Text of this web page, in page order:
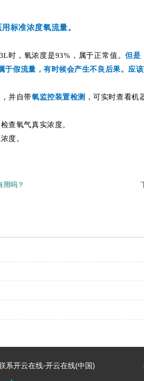
标准浓度氧流量。
时，氧浓度是93%，属于正常值。但是
假流量，有时候会产生不良后果。应该
并自带氧监控装置检测 ，可实时查看机
查氧气真实浓度。
度。
用吗？
系开云在线-开云在线(中国)